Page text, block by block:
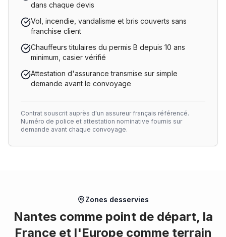
dans chaque devis
Vol, incendie, vandalisme et bris couverts sans
franchise client
Chauffeurs titulaires du permis B depuis 10 ans
minimum, casier vérifié
Attestation d'assurance transmise sur simple
demande avant le convoyage
Contrat souscrit auprès d'un assureur français référencé.
Numéro de police et attestation nominative fournis sur
demande avant chaque convoyage.
Zones desservies
Nantes comme point de départ, la
France et l'Europe comme terrain